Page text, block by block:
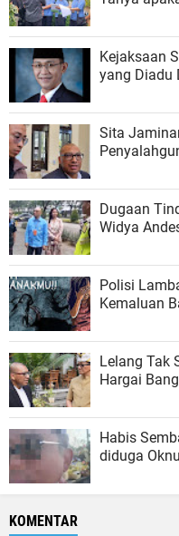
Kejaksaan
yang Diadu
Sita
Dugaan
Widya
Polisi
Kemaluan
Lelang Tak
Hargai
Habis
diduga
KOMENTAR